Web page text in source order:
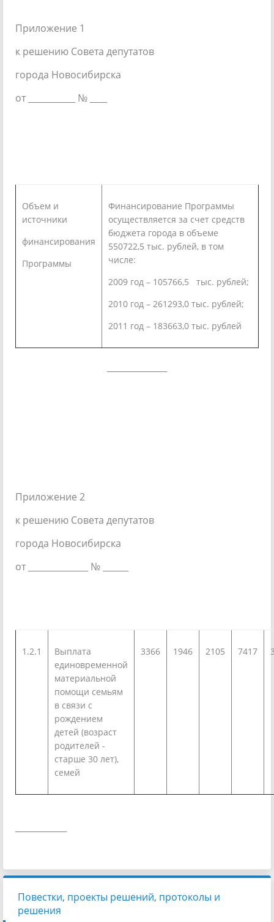
Приложение 1
к решению Совета депутатов
города Новосибирска
от ___________ № ____
Объем и
источники
финансирования
Программы
Финансирование Программы
осуществляется за счет средств
бюджета города в объеме
550722,5 тыс. рублей, в том
числе:
2009 год – 105766,5 тыс. рублей;
2010 год – 261293,0 тыс. рублей;
2011 год – 183663,0 тыс. рублей
Приложение 2
к решению Совета депутатов
города Новосибирска
от ______________ № ______
1.2.1
Выплата
единовременной
материальной
помощи семьям
в связи с
рождением
детей (возраст
родителей -
старше 30 лет),
семей
3366 1946 2105 7417
Повестки, проекты решений, протоколы и
решения